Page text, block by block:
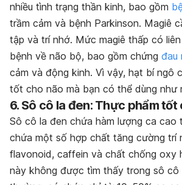
nhiều tình trạng thần kinh, bao gồm
trầm cảm và bệnh Parkinson. Magiê
tập và trí nhớ. Mức magiê thấp có liên
bệnh về não bộ, bao gồm chứng đau
cảm và động kinh. Vì vậy, hạt bí ngô
tốt cho não mà bạn có thể dùng như
6. Sô cô la đen: Thực phẩm tốt
Sô cô la đen chứa hàm lượng ca cao
chứa một số hợp chất tăng cường trí
flavonoid, caffein và chất chống oxy
này không được tìm thấy trong sô cô